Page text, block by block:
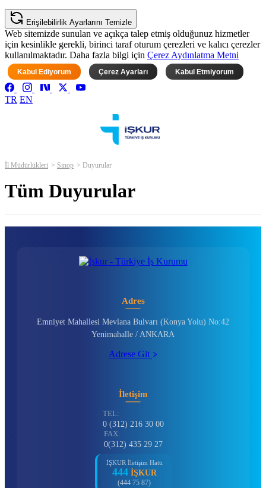
Erişilebilirlik Ayarlarını Temizle
Web sitemizde sunulan ve açıkça talep etmiş olduğunuz hizmetler
için kesinlikle gerekli, birinci taraf oturum çerezleri ve kalıcı çerezler
kullanılmaktadır. Daha fazla bilgi için Çerez Aydınlatma Metni
Kabul Ediyorum Çerez Ayarları Kabul Etmiyorum
TR EN
İl Müdürlükleri Sinop Duyurular
Tüm Duyurular
Adres
Emniyet Mahallesi Mevlana Bulvarı (Konya Yolu) No:42
Yenimahalle / ANKARA
Adrese Git
İletişim
TEL:
0 (312) 216 30 00
FAX:
0(312) 435 29 27
İŞKUR İletişim Hattı
444 İŞKUR
(444 75 87)